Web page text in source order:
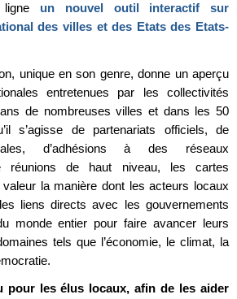
ligne un nouvel outil interactif sur
des villes et des Etats des Etats-
unique en son genre, donne un aperçu
entretenues par les collectivités
de nombreuses villes et dans les 50
s’agisse de partenariats officiels, de
d’adhésions à des réseaux
réunions de haut niveau, les cartes
la manière dont les acteurs locaux
liens directs avec les gouvernements
monde entier pour faire avancer leurs
tels que l’économie, le climat, la
pour les élus locaux, afin de les aider